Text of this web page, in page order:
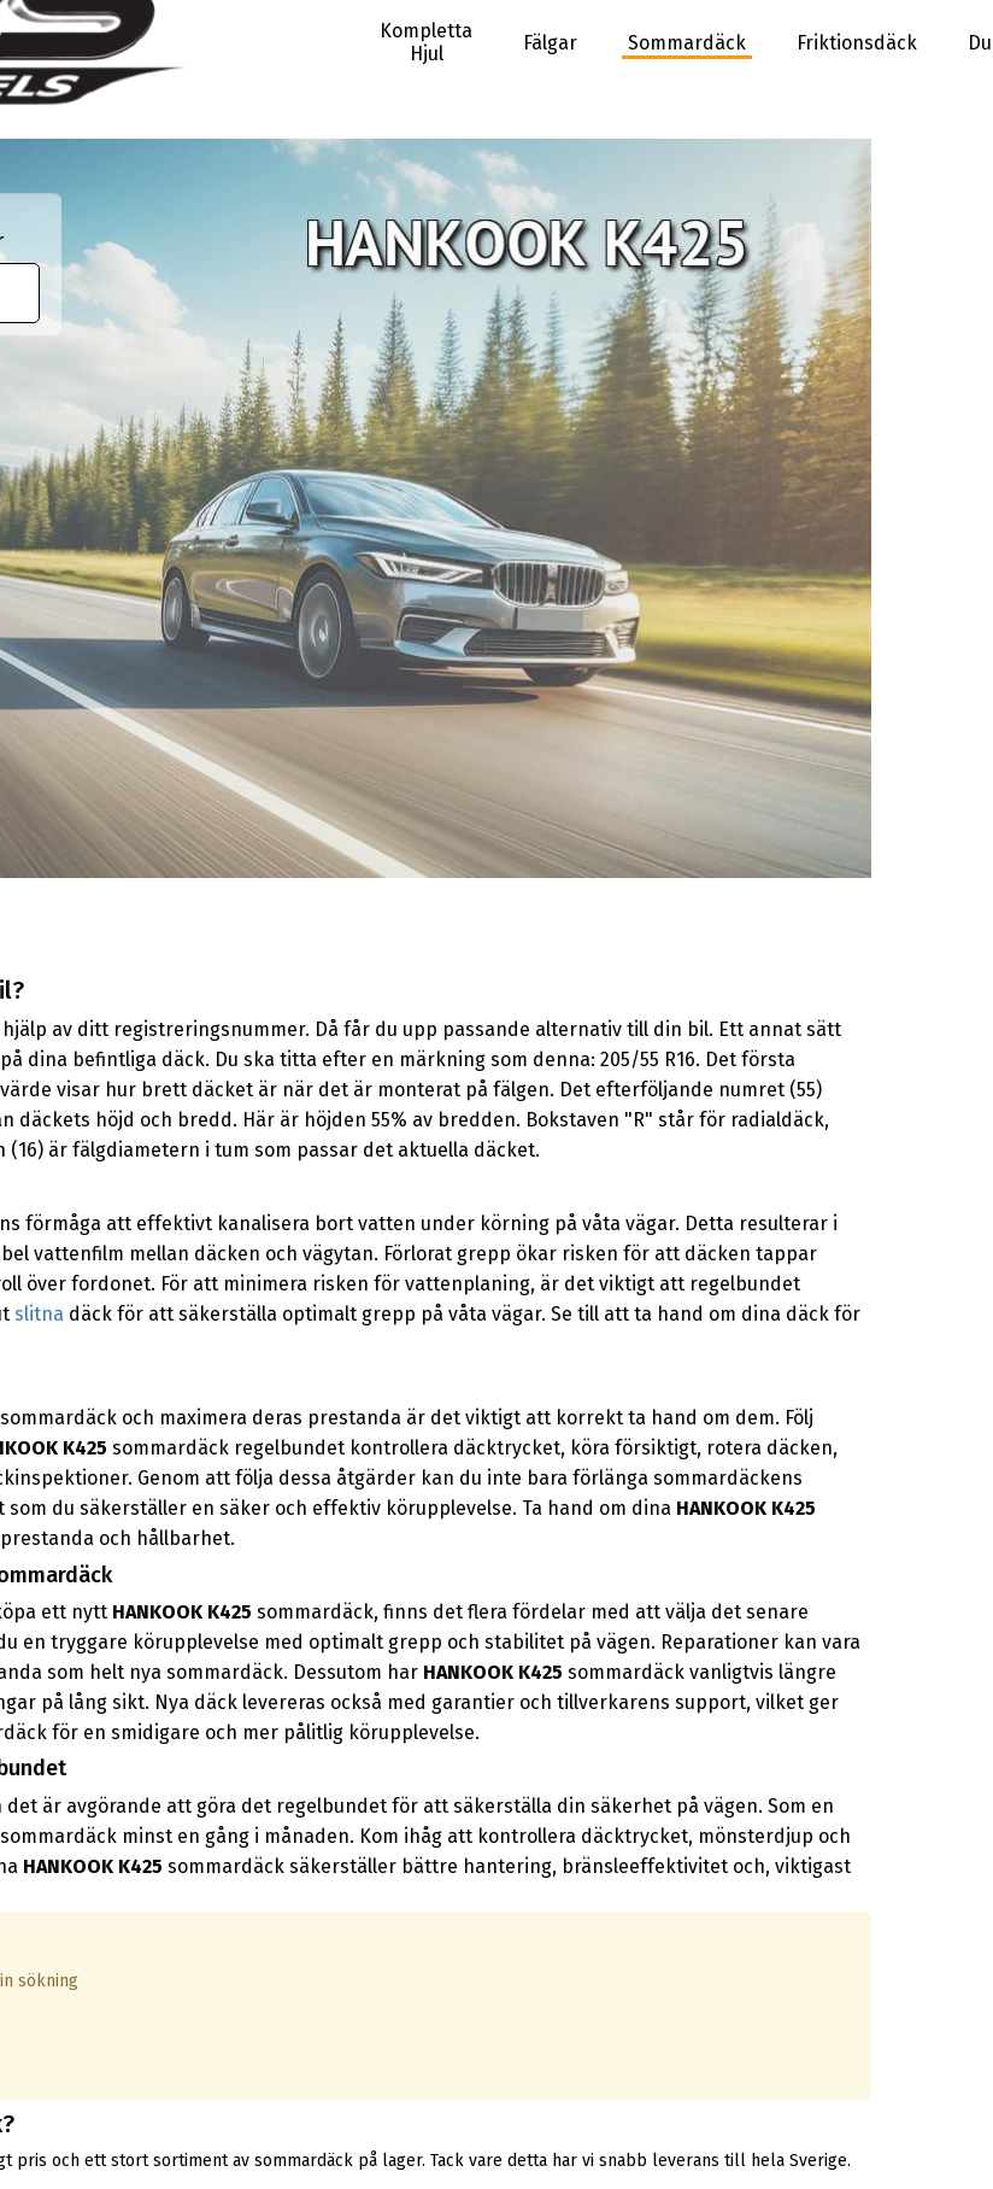
Kompletta
Hjul
Fälgar Sommardäck Friktionsdäck
av ditt registreringsnummer. Då får du upp passande alternativ till din bil. Ett annat sätt
dina befintliga däck. Du ska titta efter en märkning som denna: 205/55 R16. Det första
visar hur brett däcket är när det är monterat på fälgen. Det efterföljande numret (55)
höjd och bredd. Här är höjden 55% av bredden. Bokstaven "R" står för radialdäck,
är fälgdiametern i tum som passar det aktuella däcket.
förmåga att effektivt kanalisera bort vatten under körning på våta vägar. Detta resulterar i
vattenfilm mellan däcken och vägytan. Förlorat grepp ökar risken för att däcken tappar
över fordonet. För att minimera risken för vattenplaning, är det viktigt att regelbundet
slitna däck för att säkerställa optimalt grepp på våta vägar. Se till att ta hand om dina däck för
sommardäck och maximera deras prestanda är det viktigt att korrekt ta hand om dem. Följ
K425 sommardäck regelbundet kontrollera däcktrycket, köra försiktigt, rotera däcken,
Genom att följa dessa åtgärder kan du inte bara förlänga sommardäckens
du säkerställer en säker och effektiv körupplevelse. Ta hand om dina HANKOOK K425
och hållbarhet.
ett nytt HANKOOK K425 sommardäck, finns det flera fördelar med att välja det senare
en tryggare körupplevelse med optimalt grepp och stabilitet på vägen. Reparationer kan vara
som helt nya sommardäck. Dessutom har HANKOOK K425 sommardäck vanligtvis längre
på lång sikt. Nya däck levereras också med garantier och tillverkarens support, vilket ger
för en smidigare och mer pålitlig körupplevelse.
är avgörande att göra det regelbundet för att säkerställa din säkerhet på vägen. Som en
sommardäck minst en gång i månaden. Kom ihåg att kontrollera däcktrycket, mönsterdjup och
HANKOOK K425 sommardäck säkerställer bättre hantering, bränsleeffektivitet och, viktigast
sökning
pris och ett stort sortiment av sommardäck på lager. Tack vare detta har vi snabb leverans till hela Sverige.